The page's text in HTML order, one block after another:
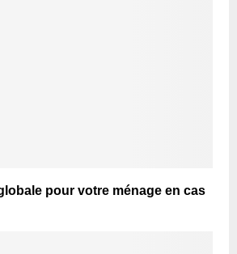
pour votre ménage en cas